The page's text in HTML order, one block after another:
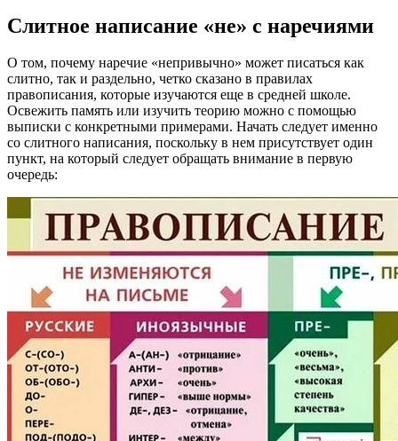
Слитное написание «не» с наречиями
О том, почему наречие «непривычно» может писаться как
слитно, так и раздельно, четко сказано в правилах
правописания, которые изучаются еще в средней школе.
Освежить память или изучить теорию можно с помощью
выписки с конкретными примерами. Начать следует именно
со слитного написания, поскольку в нем присутствует один
пункт, на который следует обращать внимание в первую
очередь: